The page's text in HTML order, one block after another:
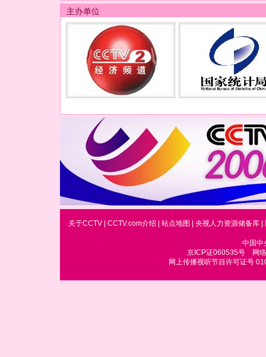
主办单位
关于CCTV| CCTV.com介绍 站点地图 央视人力资源储备库|
中国中
京ICP证060535号网络
网上传播视听节目许可证号